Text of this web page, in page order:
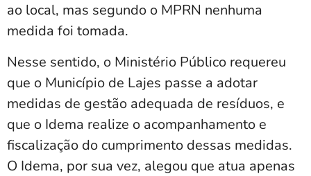
ao local, mas segundo o MPRN nenhuma
medida foi tomada.
Nesse sentido, o Ministério Público requereu
que o Município de Lajes passe a adotar
medidas de gestão adequada de resíduos, e
que o Idema realize o acompanhamento e
fiscalização do cumprimento dessas medidas.
O Idema, por sua vez, alegou que atua apenas